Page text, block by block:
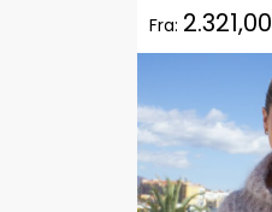
Fra: 2.321,00